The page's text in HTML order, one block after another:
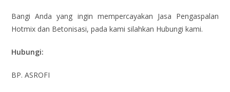
Bangi Anda yang ingin mempercayakan Jasa Pengaspalan
Hotmix dan Betonisasi, pada kami silahkan Hubungi kami.
Hubungi:
BP. ASROFI